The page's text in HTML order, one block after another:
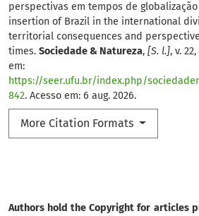
perspectivas em tempos de
insertion of Brazil in the international
territorial consequences and
times. Sociedade & Natureza, [S. l.], v.
em:
https://seer.ufu.br/index.php/
842. Acesso em: 6 aug. 2026.
More Citation Formats
Authors hold the Copyright for articles